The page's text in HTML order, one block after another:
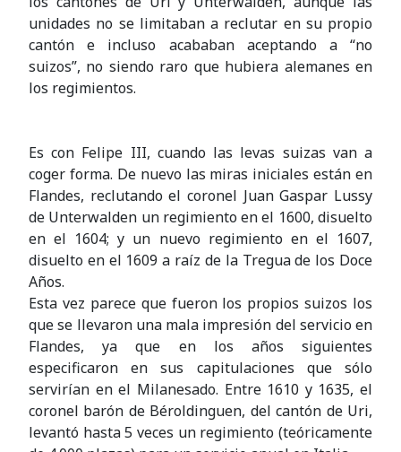
unidades no se limitaban a reclutar en su propio
cantón e incluso acababan aceptando a “no
suizos”, no siendo raro que hubiera alemanes en
los regimientos.
Es con Felipe III, cuando las levas suizas van a
coger forma. De nuevo las miras iniciales están en
Flandes, reclutando el coronel Juan Gaspar Lussy
de Unterwalden un regimiento en el 1600, disuelto
en el 1604; y un nuevo regimiento en el 1607,
disuelto en el 1609 a raíz de la Tregua de los Doce
Años.
Esta vez parece que fueron los propios suizos los
que se llevaron una mala impresión del servicio en
Flandes, ya que en los años siguientes
especificaron en sus capitulaciones que sólo
servirían en el Milanesado. Entre 1610 y 1635, el
coronel barón de Béroldinguen, del cantón de Uri,
levantó hasta 5 veces un regimiento (teóricamente